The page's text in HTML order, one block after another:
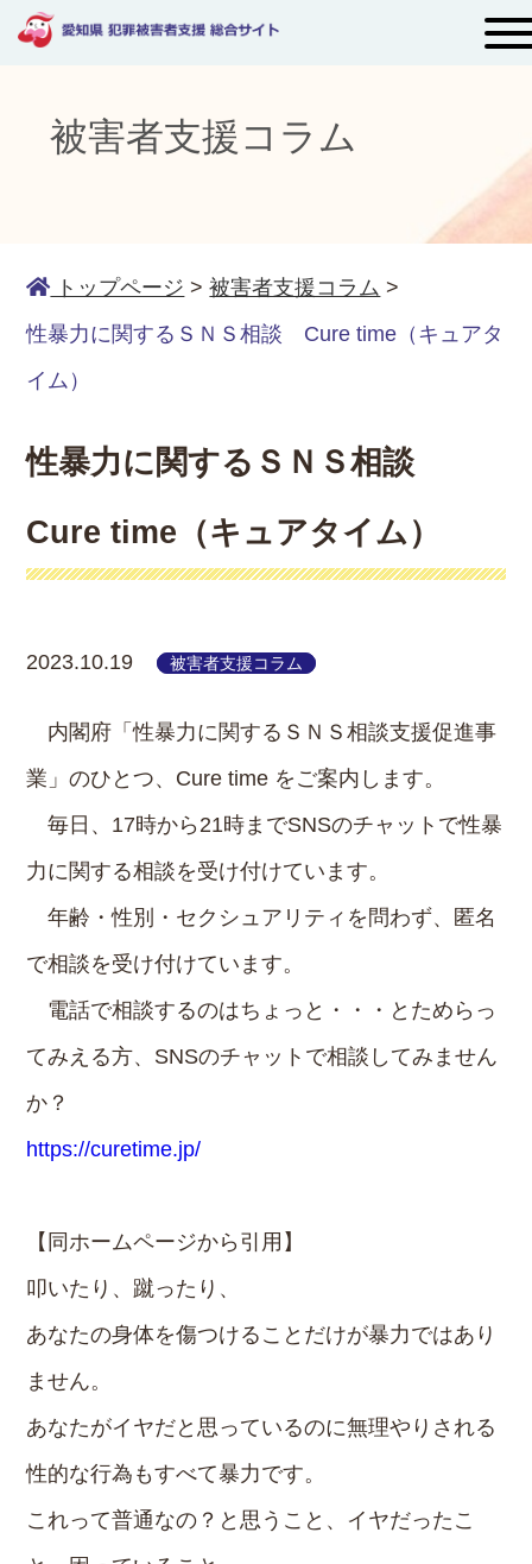
被害者支援コラム
トップページ >被害者支援コラム >
性暴力に関するＳＮＳ相談 Cure time（キュアタ
イム）
性暴力に関するＳＮＳ相談
Cure time（キュアタイム）
2023.10.19 被害者支援コラム
内閣府「性暴力に関するＳＮＳ相談支援促進事
業」のひとつ、Cure time をご案内します。
毎日、17時から21時までSNSのチャットで性暴
力に関する相談を受け付けています。
年齢・性別・セクシュアリティを問わず、匿名
で相談を受け付けています。
電話で相談するのはちょっと・・・とためらっ
てみえる方、SNSのチャットで相談してみません
か？
https://curetime.jp/
【同ホームページから引用】
叩いたり、蹴ったり、
あなたの身体を傷つけることだけが暴力ではあり
ません。
あなたがイヤだと思っているのに無理やりされる
性的な行為もすべて暴力です。
これって普通なの？と思うこと、イヤだったこ